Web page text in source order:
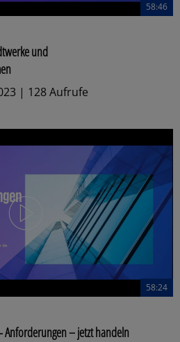
58:46
und
| 128 Aufrufe
58:24
Anforderungen – jetzt handeln